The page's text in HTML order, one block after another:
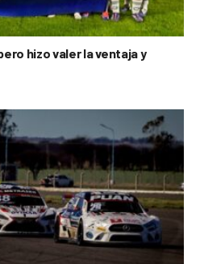
hizo valer la ventaja y